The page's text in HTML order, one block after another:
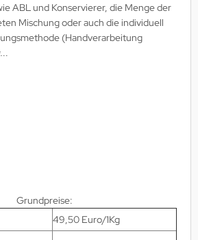
ABL und Konservierer, die Menge der
Mischung oder auch die individuell
(Handverarbeitung
Grundpreise:
49,50 Euro/1Kg